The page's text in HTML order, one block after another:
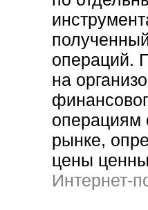
операций.
на
операциям
рынке,
цены
Интернет-